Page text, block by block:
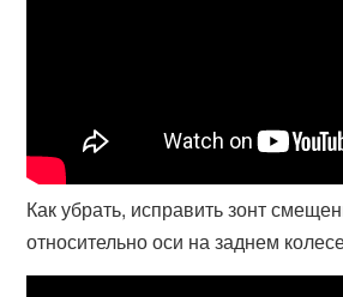
Как убрать, исправить зонт
относительно оси на заднем